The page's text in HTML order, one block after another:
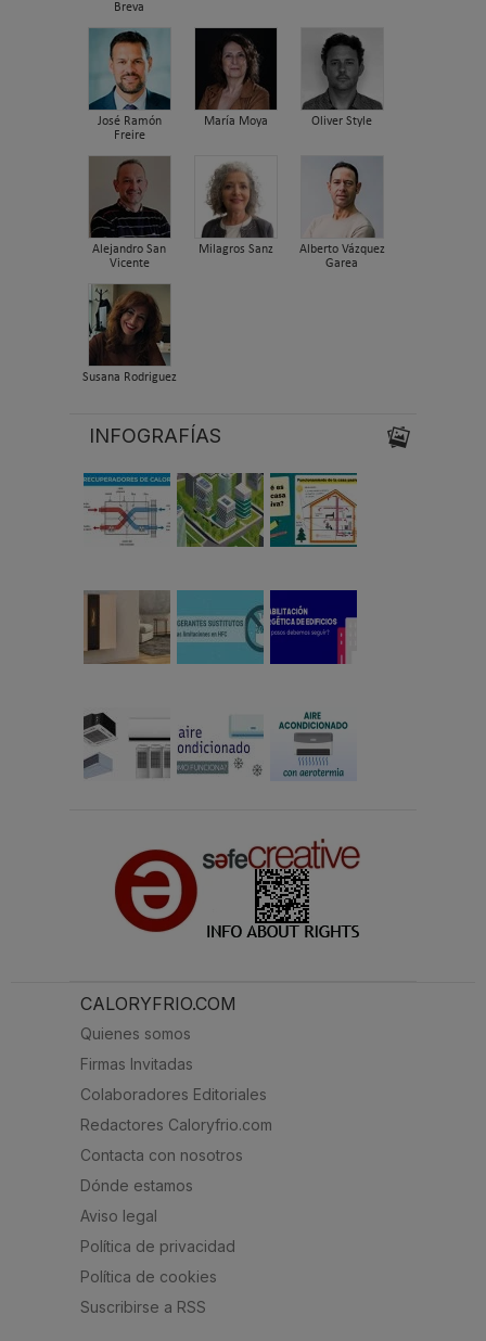
Breva
José Ramón
Freire
María Moya Oliver Style
Alejandro San
Vicente
Milagros Sanz
Alberto Vázquez
Garea
Susana Rodriguez
INFOGRAFÍAS
CALORYFRIO.COM
Quienes somos
Firmas Invitadas
Colaboradores Editoriales
Redactores Caloryfrio.com
Contacta con nosotros
Dónde estamos
Aviso legal
Política de privacidad
Política de cookies
Suscribirse a RSS